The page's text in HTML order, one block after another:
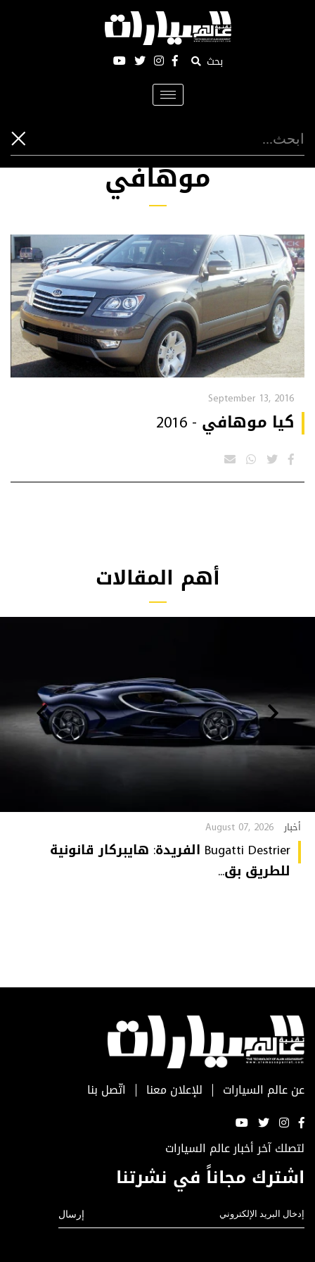
بحث
Toggle
navigation
موهافي
September 13, 2016
كيا موهافي - 2016
أهم المقالات
أخبار August 07, 2026
Bugatti Destrier الفريدة: هايبركار قانونية
للطريق بق...
عن عالم السيارات للإعلان معنا اتّصل بنا
لتصلك آخر أخبار عالم السيارات
اشترك مجاناً في نشرتنا